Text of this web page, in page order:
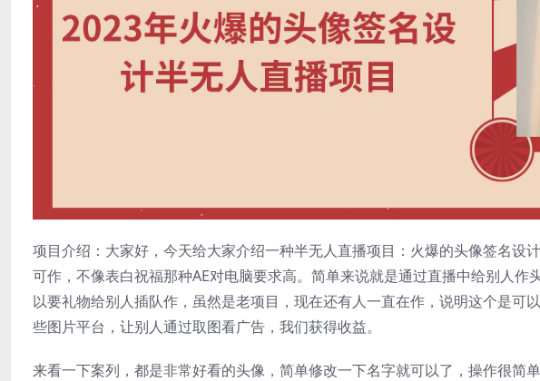
项目介绍：大家好，今天给大家介绍一种半无人直播项目：火爆的头像签名设
可作，不像表白祝福那种AE对电脑要求高。简单来说就是通过直播中给别人
以要礼物给别人插队作，虽然是老项目，现在还有人一直在作，说明这个是可
些图片平台，让别人通过取图看广告，我们获得收益。
来看一下案列，都是非常好看的头像，简单修改一下名字就可以了，操作很简